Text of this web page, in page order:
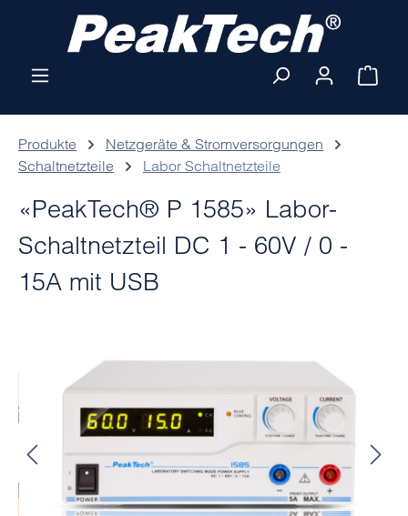
Zum Hauptinhalt springen
Produkte
Netzgeräte & Stromversorgungen
Schaltnetzteile
Labor Schaltnetzteile
«PeakTech® P 1585» Labor-
Schaltnetzteil DC 1 - 60V / 0 -
15A mit USB
Bildergalerie überspringen